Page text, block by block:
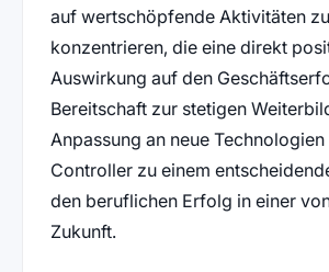
auf wertschöpfende Aktivitäten zu
konzentrieren, die eine direkt
Auswirkung auf den
Bereitschaft zur stetigen
Anpassung an neue
Controller zu einem
den beruflichen Erfolg in einer
Zukunft.